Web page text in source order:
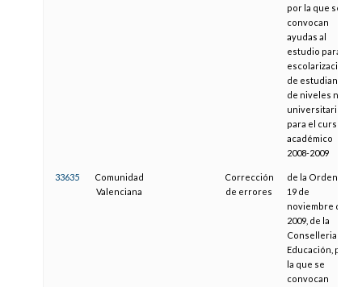
por la que se
convocan
ayudas al
estudio para la
escolarización
de estudiantes
de niveles no
universitarios
para el curso
académico
2008-2009
33635
Comunidad
Valenciana
Corrección
de errores
de la Orden de
19 de
noviembre de
2009, de la
Conselleria de
Educación, por
la que se
convocan